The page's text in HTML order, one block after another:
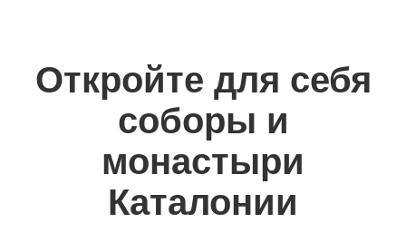
Откройте для себя
соборы и
монастыри
Каталонии